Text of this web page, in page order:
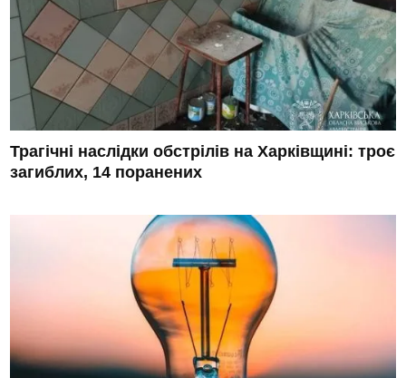
Трагічні наслідки обстрілів на Харківщині: троє
загиблих, 14 поранених